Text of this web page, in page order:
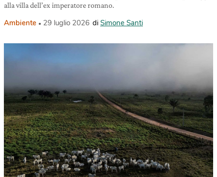
alla villa dell’ex imperatore romano.
Ambiente 29 luglio 2026 di Simone Santi